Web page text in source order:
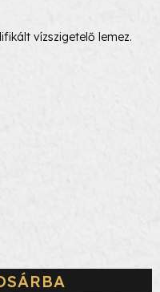
vízszigetelő lemez.